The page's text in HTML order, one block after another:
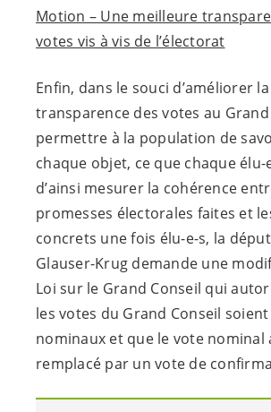
Motion – Une meilleure
votes vis à vis de l’électorat
Enfin, dans le souci d’améliorer la
transparence des votes au
permettre à la population de
chaque objet, ce que chaque élu-
d’ainsi mesurer la cohérence
promesses électorales faites et
concrets une fois élu-e-s, la
Glauser-Krug demande une
Loi sur le Grand Conseil qui
les votes du Grand Conseil
nominaux et que le vote nominal
remplacé par un vote de